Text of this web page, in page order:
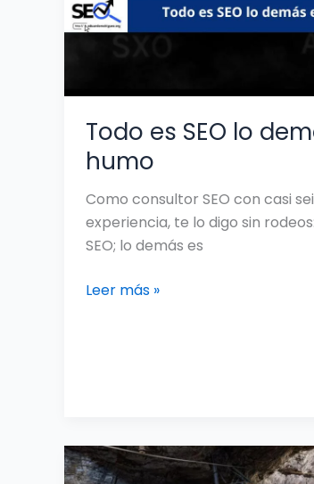
Todo es SEO lo
humo
Como consultor SEO con casi
experiencia, te lo digo sin
SEO; lo demás es
es
humo
Leer más »
SEO
para